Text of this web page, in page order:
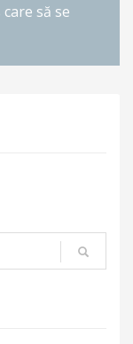
să se